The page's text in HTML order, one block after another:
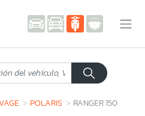
POLARIS RANGER 150